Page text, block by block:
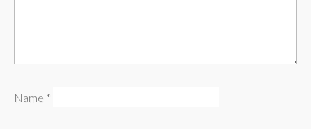
Name *